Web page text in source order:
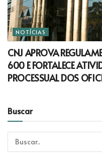
NOTÍCIAS
CNJ APROVA
600 E FORTALECE
PROCESSUAL DOS
Buscar